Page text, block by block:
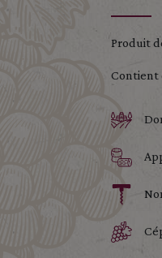
Produit
Contient